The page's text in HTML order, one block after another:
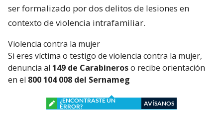
ser formalizado por dos delitos de lesiones en
contexto de violencia intrafamiliar.
Violencia contra la mujer
Si eres víctima o testigo de violencia contra la mujer,
denuncia al 149 de Carabineroso recibe orientación
en el 800 104 008 del Sernameg
¿ENCONTRASTE UN
ERROR?
AVÍSANOS